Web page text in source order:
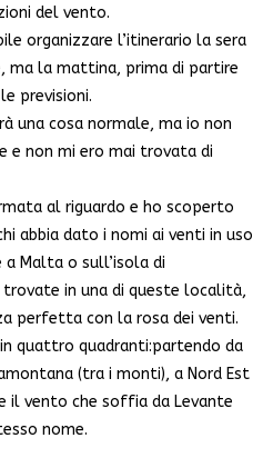
del vento.
organizzare l’itinerario la sera
ma la mattina, prima di partire
previsioni.
una cosa normale, ma io non
e non mi ero mai trovata di
al riguardo e ho scoperto
abbia dato i nomi ai venti in uso
Malta o sull’isola di
in una di queste località,
perfetta con la rosa dei venti.
quattro quadranti:partendo da
(tra i monti), a Nord Est
il vento che soffia da Levante
nome.